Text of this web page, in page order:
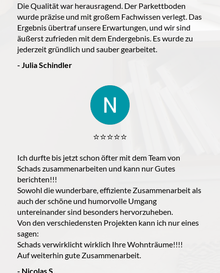
Die Qualität war herausragend. Der Parkettboden
wurde präzise und mit großem Fachwissen verlegt. Das
Ergebnis übertraf unsere Erwartungen, und wir sind
äußerst zufrieden mit dem Endergebnis. Es wurde zu
jederzeit gründlich und sauber gearbeitet.
- Julia Schindler
⭐️⭐️⭐️⭐️⭐️
Ich durfte bis jetzt schon öfter mit dem Team von
Schads zusammenarbeiten und kann nur Gutes
berichten!!!
Sowohl die wunderbare, effiziente Zusammenarbeit als
auch der schöne und humorvolle Umgang
untereinander sind besonders hervorzuheben.
Von den verschiedensten Projekten kann ich nur eines
sagen:
Schads verwirklicht wirklich Ihre Wohnträume!!!!
Auf weiterhin gute Zusammenarbeit.
- Nicolas S.